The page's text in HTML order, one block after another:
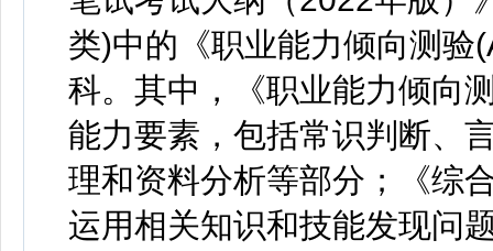
类)中的《职业能力倾向测验
科。其中，《职业能力倾向
能力要素，包括常识判断、
理和资料分析等部分；《综
运用相关知识和技能发现问